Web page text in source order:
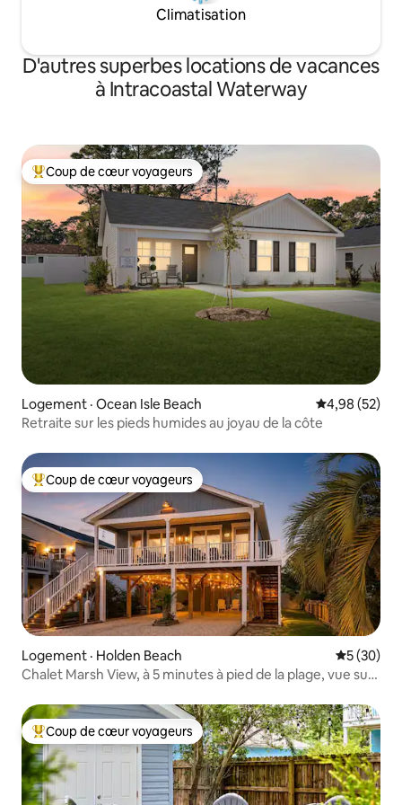
Climatisation
D'autres superbes locations de vacances
à Intracoastal Waterway
Coup de cœur voyageurs parmi les plus aimés
Coup de cœur voyageurs
Logement · Ocean Isle Beach Note
4,98 (52)
Retraite sur les pieds humides au joyau de la côte
Coup de cœur voyageurs parmi les plus aimés
Coup de cœur voyageurs
Logement · Holden Beach Note
5 (30)
Chalet Marsh View, à 5 minutes à pied de la plage, vue sur
Coup de cœur voyageurs parmi les plus aimés
Coup de cœur voyageurs